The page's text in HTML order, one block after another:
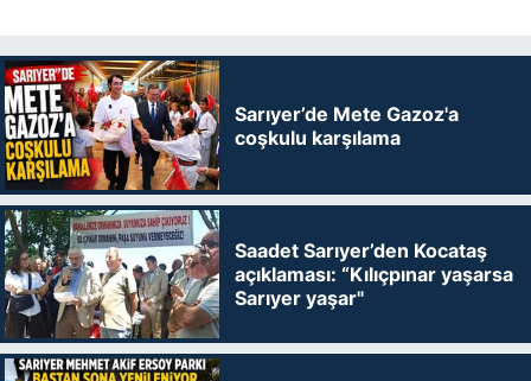
Sarıyer’de Mete Gazoz'a
coşkulu karşılama
Saadet Sarıyer’den Kocataş
açıklaması: “Kılıçpınar yaşarsa
Sarıyer yaşar"
TÜRKİYE VE DÜNYA GÜNDEMİ
VİDEO GALERİ
YAŞAM